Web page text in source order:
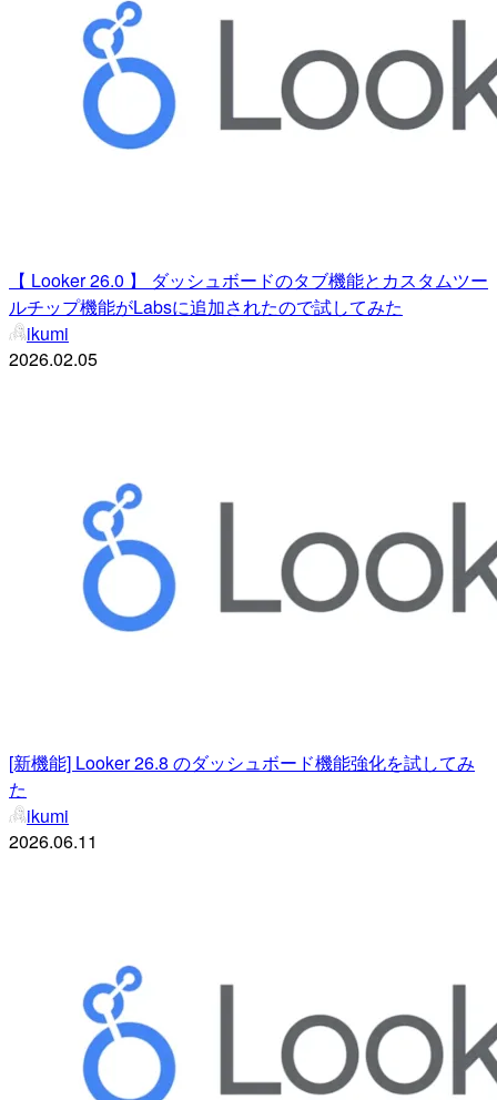
【 Looker 26.0 】 ダッシュボードのタブ機能とカスタムツー
ルチップ機能がLabsに追加されたので試してみた
ikumi
2026.02.05
[新機能] Looker 26.8 のダッシュボード機能強化を試してみ
た
ikumi
2026.06.11